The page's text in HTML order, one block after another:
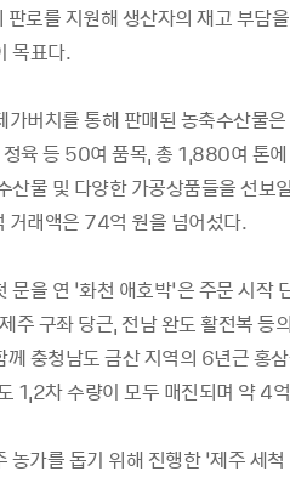
판로를 지원해 생산자의 재고 부담
목표다.
가버치를 통해 판매된 농축수산물
정육 등 50여 품목, 총 1,880여 톤
산물 및 다양한 가공상품들을 선보
거래액은 74억 원을 넘어섰다.
문을 연 ‘화천 애호박’은 주문 시
주 구좌 당근, 전남 완도 활전복
께 충청남도 금산 지역의 6년근 홍
1,2차 수량이 모두 매진되며 약 4
농가를 돕기 위해 진행한 ‘제주 세